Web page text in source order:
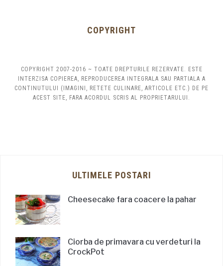
COPYRIGHT
COPYRIGHT 2007-2016 ~ TOATE DREPTURILE REZERVATE. ESTE
INTERZISA COPIEREA, REPRODUCEREA INTEGRALA SAU PARTIALA A
CONTINUTULUI (IMAGINI, RETETE CULINARE, ARTICOLE ETC.) DE PE
ACEST SITE, FARA ACORDUL SCRIS AL PROPRIETARULUI.
ULTIMELE POSTARI
Cheesecake fara coacere la pahar
Ciorba de primavara cu verdeturi la
CrockPot